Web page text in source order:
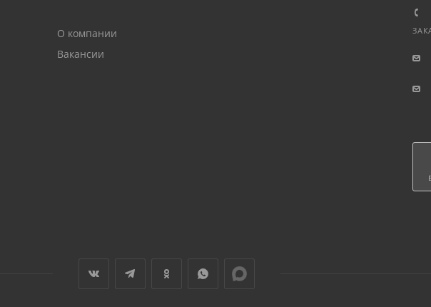
О компании
Вакансии